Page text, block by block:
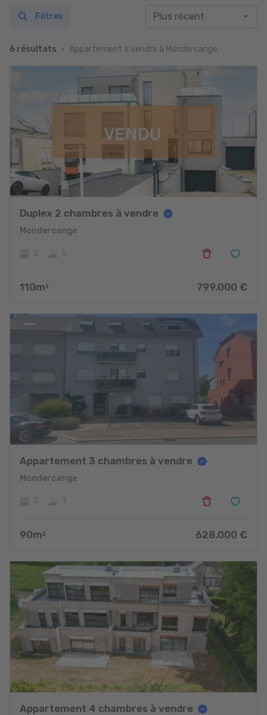
6 résultats Appartement à vendre à Mondercange
Filtres
Duplex 2 chambres à vendre
Mondercange
110m 2 799.000 €
Appartement 3 chambres à vendre
Mondercange
90m 2 628.000 €
Appartement 4 chambres à vendre